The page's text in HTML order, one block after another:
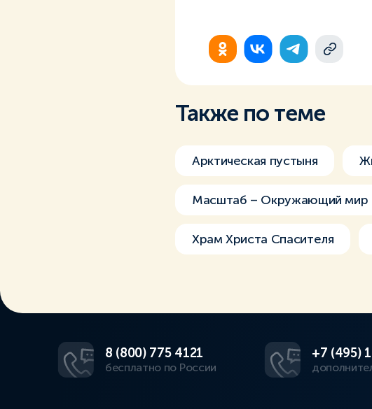
Также по теме
Арктическая пустыня
Масштаб – Окружающий мир
Храм Христа Спасителя
8 (800) 775 4121
бесплатно по России
+7 (495)